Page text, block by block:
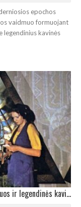
epochos
vaidmuo formuojant
legendinius kavinės
PORTALAS Į SOVIETMEČIO VAIKYSTĘ: Eksponuos ir legendinės kavinės „Pasaka“ restauruotus vitražus